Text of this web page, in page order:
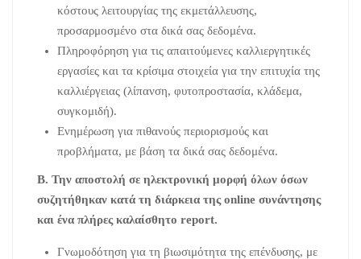
κόστους λειτουργίας της εκμετάλλευσης,
προσαρμοσμένο στα δικά σας δεδομένα.
Πληροφόρηση για τις απαιτούμενες καλλιεργητικές
εργασίες και τα κρίσιμα στοιχεία για την επιτυχία της
καλλιέργειας (λίπανση, φυτοπροστασία, κλάδεμα,
συγκομιδή).
Ενημέρωση για πιθανούς περιορισμούς και
προβλήματα, με βάση τα δικά σας δεδομένα.
Β. Την αποστολή σε ηλεκτρονική μορφή όλων όσων
συζητήθηκαν κατά τη διάρκεια της online συνάντησης
και ένα πλήρες καλαίσθητο report.
Γνωμοδότηση για τη βιωσιμότητα της επένδυσης, με